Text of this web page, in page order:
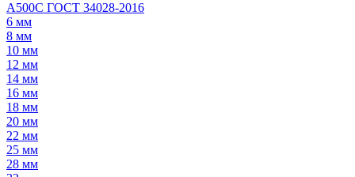
А500С ГОСТ 34028-2016
6 мм
8 мм
10 мм
12 мм
14 мм
16 мм
18 мм
20 мм
22 мм
25 мм
28 мм